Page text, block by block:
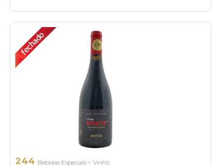
244 Bebidas Especiais > Vinho